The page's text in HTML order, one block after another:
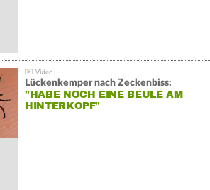
Lückenkemper nach Zeckenbiss:
"HABE NOCH EINE BEULE AM
HINTERKOPF"